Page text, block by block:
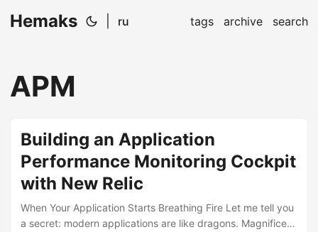
Hemaks ru tags archive search
APM
Building an Application
Performance Monitoring Cockpit
with New Relic
When Your Application Starts Breathing Fire Let me tell you
a secret: modern applications are like dragons. Magnificent